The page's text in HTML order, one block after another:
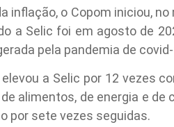
inflação, o Copom iniciou,
a Selic foi em agosto de
pela pandemia de
a Selic por 12 vezes
alimentos, de energia e
por sete vezes seguidas.